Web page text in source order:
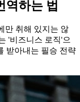
역하는 법
만 취해 있지는 않
'비즈니스 로직'으
받아내는 필승 전략